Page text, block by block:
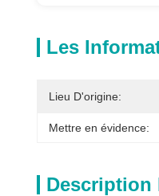
Les
Lieu D'origine:
Mettre en évidence:
Description